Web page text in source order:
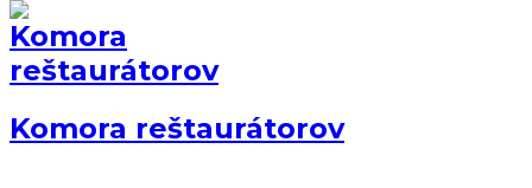
Komora reštaurátorov